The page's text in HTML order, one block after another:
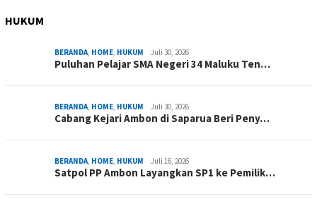
HUKUM
BERANDA, HOME, HUKUM Juli 30, 2026
Puluhan Pelajar SMA Negeri 34 Maluku Ten…
BERANDA, HOME, HUKUM Juli 30, 2026
Cabang Kejari Ambon di Saparua Beri Peny…
BERANDA, HOME, HUKUM Juli 16, 2026
Satpol PP Ambon Layangkan SP1 ke Pemilik…